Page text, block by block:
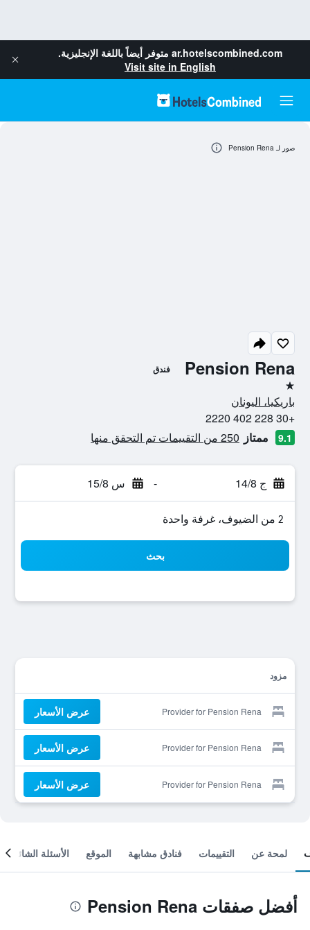
ar.hotelscombined.com متوفر أيضاً باللغة الإنجليزية.
Visit site in English
Pension Rena فندق
نجمة واحدة
باريكيا، اليونان
+30 228 402 2220
9.1 ممتاز 250 من التقييمات تم التحقق منها
ج 14/8 - س 15/8
2 من الضيوف، غرفة واحدة
بحث
مزود
Provider for Pension Rena عرض الأسعار
Provider for Pension Rena عرض الأسعار
Provider for Pension Rena عرض الأسعار
صور لـ Pension Rena
لمحة عن التقييمات فنادق مشابهة الموقع الأسئلة الشائعة
أفضل صفقات Pension Rena